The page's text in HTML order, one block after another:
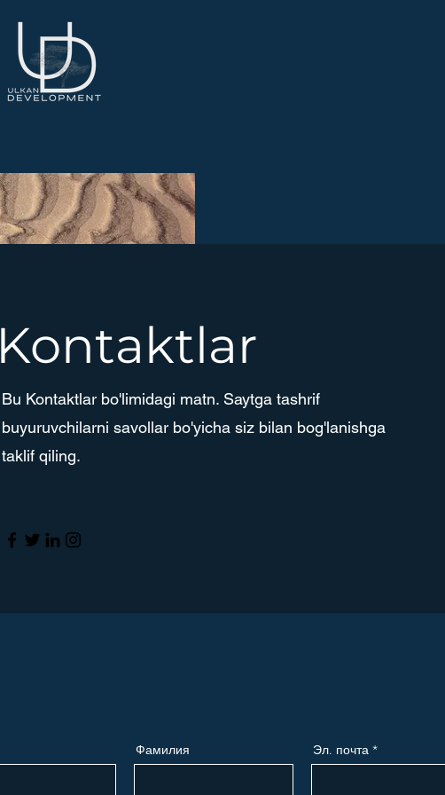
Kontaktlar
Bu Kontaktlar bo'limidagi matn. Saytga tashrif
buyuruvchilarni savollar bo'yicha siz bilan bog'lanishga
taklif qiling.
Фамилия Эл. почта